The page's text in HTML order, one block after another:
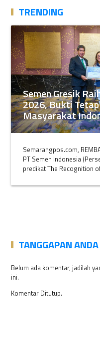
TRENDING
Semen Gresik
2026, Bukti
Masyarakat
Semarangpos.com,
PT Semen Indonesia
predikat The Recognition
TANGGAPAN ANDA
Belum ada komentar, jadilah
ini.
Komentar Ditutup.